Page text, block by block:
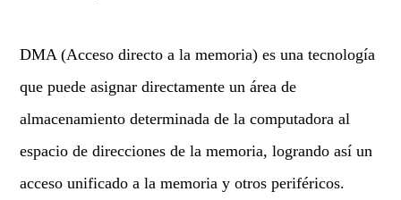
DMA (Acceso directo a la memoria) es una tecnología
que puede asignar directamente un área de
almacenamiento determinada de la computadora al
espacio de direcciones de la memoria, logrando así un
acceso unificado a la memoria y otros periféricos.